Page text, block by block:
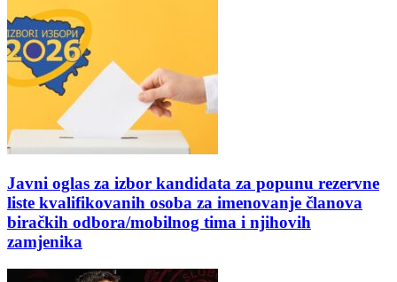
Javni oglas za izbor kandidata za popunu rezervne
liste kvalifikovanih osoba za imenovanje članova
biračkih odbora/mobilnog tima i njihovih
zamjenika